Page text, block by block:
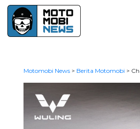
Motomobi News> Berita Motomobi >